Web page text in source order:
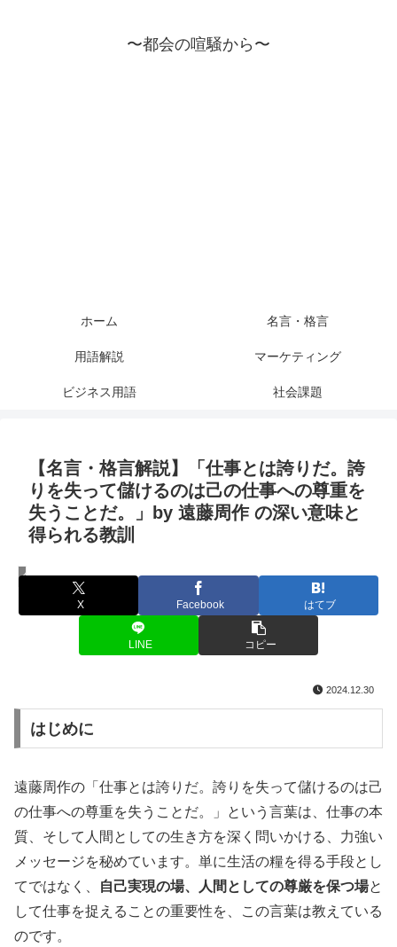
〜都会の喧騒から〜
ホーム 名言・格言
用語解説 マーケティング
ビジネス用語 社会課題
【名言・格言解説】「仕事とは誇りだ。誇
りを失って儲けるのは己の仕事への尊重を
失うことだ。」by 遠藤周作 の深い意味と
得られる教訓
名言・格言
X Facebook はてブ
LINE コピー
2024.12.30
はじめに
遠藤周作の「仕事とは誇りだ。誇りを失って儲けるのは己
の仕事への尊重を失うことだ。」という言葉は、仕事の本
質、そして人間としての生き方を深く問いかける、力強い
メッセージを秘めています。単に生活の糧を得る手段とし
てではなく、
自己実現の場、人間としての尊厳を保つ場と
して仕事を捉えることの重要性を、この言葉は教えている
のです。